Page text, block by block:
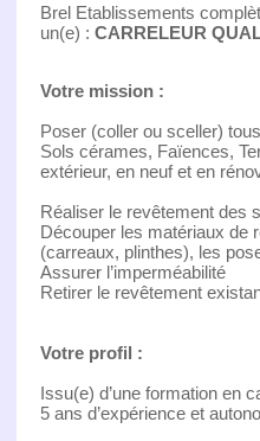
Brel Etablissements
un(e) : CARRELEUR
Votre mission :
Poser (coller ou sceller)
Sols cérames, Faïences,
extérieur, en neuf et en
Réaliser le revêtement des
Découper les matériaux de
(carreaux, plinthes), les
Assurer l’imperméabilité
Retirer le revêtement
Votre profil :
Issu(e) d’une formation en
5 ans d’expérience et